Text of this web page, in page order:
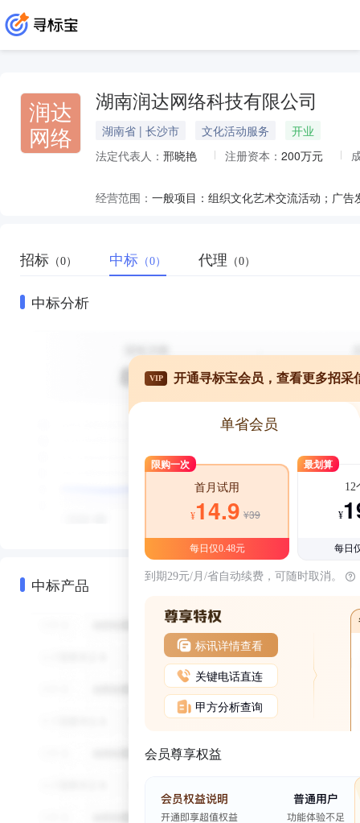
润达
网络
湖南润达网络科技有限公司
湖南省 | 长沙市 文化活动服务
开业
法定代表人： 邢晓艳 注册资本： 200万元
经营范围：
招标 （0） 中标 （0） 代理 （0）
中标分析
中标产品
VIP 开通寻标宝会员，查看更多招采
单省会员
限购一次
首月试用
¥14.9 ¥39
每日仅0.48元
最划算
12
¥
每日
到期29元/月/省自动续费，可随时取消。
标讯详情查看
关键电话直连
甲方分析查询
会员尊享权益